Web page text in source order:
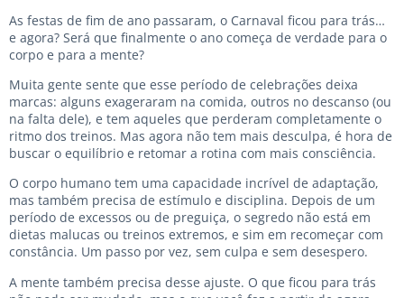
As festas de fim de ano passaram, o Carnaval ficou para trás…
e agora? Será que finalmente o ano começa de verdade para o
corpo e para a mente?
Muita gente sente que esse período de celebrações deixa
marcas: alguns exageraram na comida, outros no descanso (ou
na falta dele), e tem aqueles que perderam completamente o
ritmo dos treinos. Mas agora não tem mais desculpa, é hora de
buscar o equilíbrio e retomar a rotina com mais consciência.
O corpo humano tem uma capacidade incrível de adaptação,
mas também precisa de estímulo e disciplina. Depois de um
período de excessos ou de preguiça, o segredo não está em
dietas malucas ou treinos extremos, e sim em recomeçar com
constância. Um passo por vez, sem culpa e sem desespero.
A mente também precisa desse ajuste. O que ficou para trás